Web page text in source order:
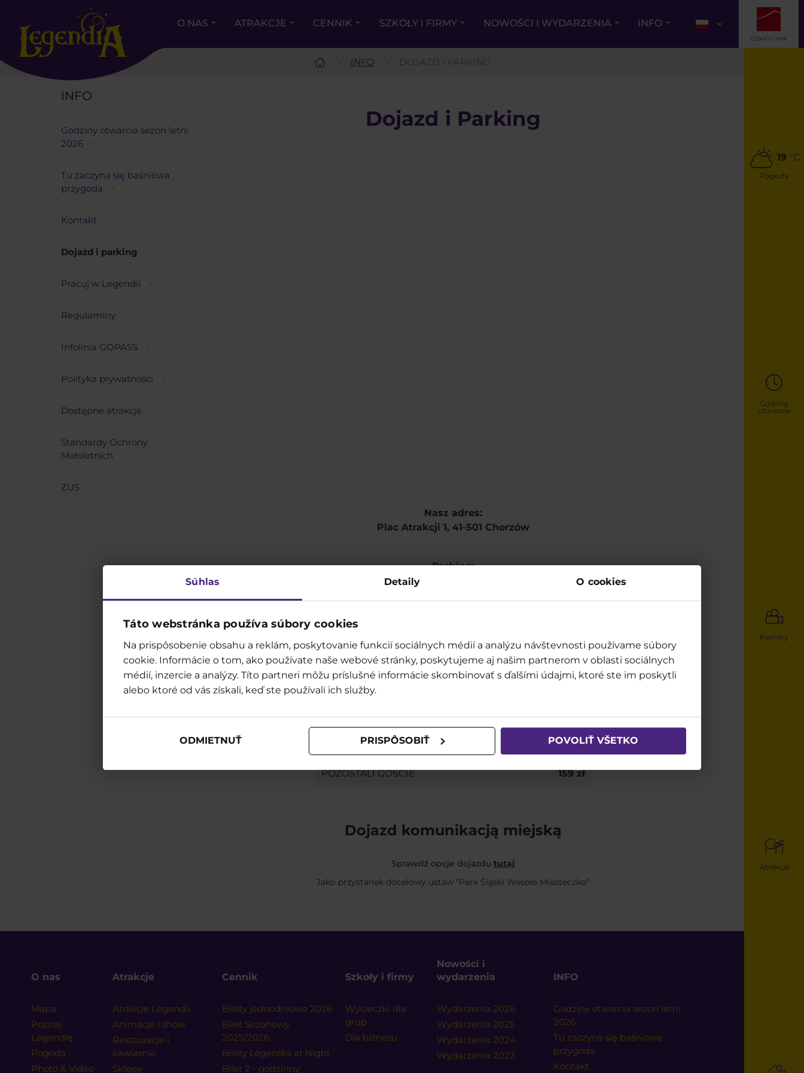
Súhlas Detaily O cookies
Táto webstránka používa súbory cookies
Na prispôsobenie obsahu a reklám, poskytovanie funkcií sociálnych médií a analýzu návštevnosti používame súbory
cookie. Informácie o tom, ako používate naše webové stránky, poskytujeme aj našim partnerom v oblasti sociálnych
médií, inzercie a analýzy. Títo partneri môžu príslušné informácie skombinovať s ďalšími údajmi, ktoré ste im poskytli
alebo ktoré od vás získali, keď ste používali ich služby.
ODMIETNUŤ PRISPÔSOBIŤ POVOLIŤ VŠETKO
19°C
Pogoda
Godziny
otwarcia
Kamery
Atrakcje
O NAS ATRAKCJE CENNIK SZKOŁY I FIRMY NOWOŚCI I WYDARZENIA INFO
ODKRYJ TMR
INFO DOJAZD I PARKING
INFO
Godziny otwarcia sezon letni
2026
Tu zaczyna się baśniowa
przygoda
Kontakt
Dojazd i parking
Pracuj w Legendii
Regulaminy
Infolinia GOPASS
Polityka prywatności
Dostępne atrakcje
Standardy Ochrony
Małoletnich
ZUS
Dojazd i Parking
Nasz adres:
Plac Atrakcji 1, 41-501 Chorzów
Parking:
PARKING
GOŚCIE LEGENDII
GOŚCIE POSIADAJĄCY BILET SEZONOWY 2026
POZOSTALI GOŚCIE 159 zł
Dojazd komunikacją miejską
Sprawdź opcje dojazdu tutaj
Jako przystanek docelowy ustaw "Park Śląski Wesołe Miasteczko"
O nas
Mapa
Poznaj
Legendię
Pogoda
Photo & Video
Atrakcje
Atrakcje Legendii
Animacje i show
Restauracje i
kawiarnie
Sklepy
Cennik
Bilety jednodniowe 2026
Bilet Sezonowy
2025/2026
Bilety Legendia at Night
Bilet 2 - godzinny
Szkoły i firmy
Wycieczki dla
grup
Dla biznesu
Nowości i
wydarzenia
Wydarzenia 2026
Wydarzenia 2025
Wydarzenia 2024
Wydarzenia 2023
INFO
Godziny otwarcia sezon letni
2026
Tu zaczyna się baśniowa
przygoda
Kontakt